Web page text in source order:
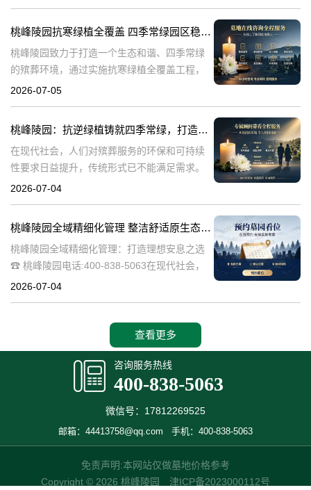
桃峰陵园抗寒绿植全覆盖 四季常绿园区稳定美观：打造生态和谐殡葬环境
桃峰陵园致力于打造一个生态和谐、四季常绿
的殡葬环境，通过实施抗寒绿植全覆盖工程，
不仅提升了园区的美观度，也确保了园区的稳
2026-07-05
桃峰陵园：抗逆绿植铸就四季常绿，打造生态绿色殡葬典范
在现代社会，人们对殡葬服务的环保和可持续
性要求日益提升，传统形式已不能满足需求。
桃峰陵园作为绿色殡葬的先行者，致力于构建
2026-07-04
桃峰陵园全域精细化管理 整洁舒适原生态园区：打造理想安息之选
桃峰陵园全域精细化管理：打造理想安息之选
☎ 桃峰陵园电话:400-838-5063在现代社会，
人们对死亡和安息地的看法正在发生变化。越
2026-07-04
查看更多
咨询服务热线
400-838-5063
微信号：17812269525
邮箱：44413758@qq.com 手机：400-838-5063
免责声明:本网站仅做墓地价格参考
Copyright © 2026 桃峰陵园 津ICP备2023000112号